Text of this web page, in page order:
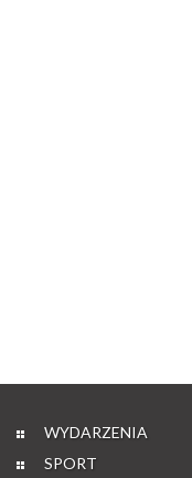
WYDARZENIA
SPORT